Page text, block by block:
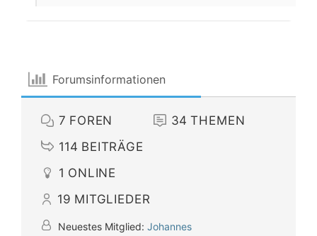
Forumsinformationen
7 FOREN 34 THEMEN
114 BEITRÄGE
1 ONLINE
19 MITGLIEDER
Neuestes Mitglied: Johannes